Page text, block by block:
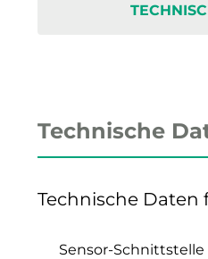
Technische
Technische Daten
Sensor-Schnittstelle